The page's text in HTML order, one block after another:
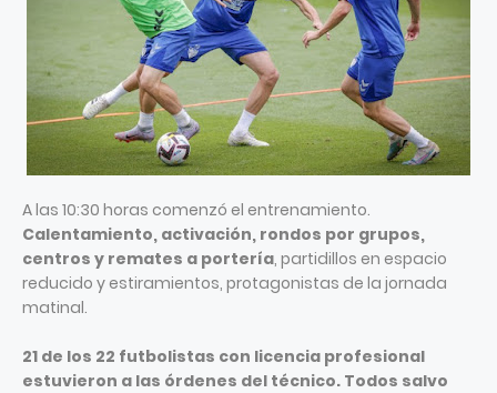
A las 10:30 horas comenzó el entrenamiento.
Calentamiento, activación, rondos por grupos,
centros y remates a portería, partidillos en espacio
reducido y estiramientos, protagonistas de la jornada
matinal.
21 de los 22 futbolistas con licencia profesional
estuvieron a las órdenes del técnico. Todos salvo